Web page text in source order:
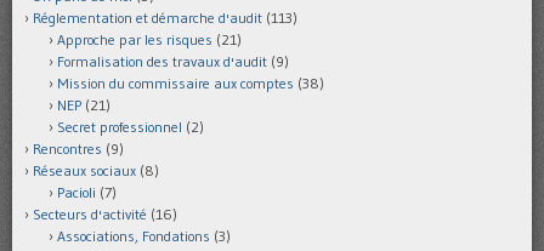
Réglementation et démarche d'audit (113)
Approche par les risques (21)
Formalisation des travaux d'audit (9)
Mission du commissaire aux comptes (38)
NEP (21)
Secret professionnel (2)
Rencontres (9)
Réseaux sociaux (8)
Pacioli (7)
Secteurs d'activité (16)
Associations, Fondations (3)